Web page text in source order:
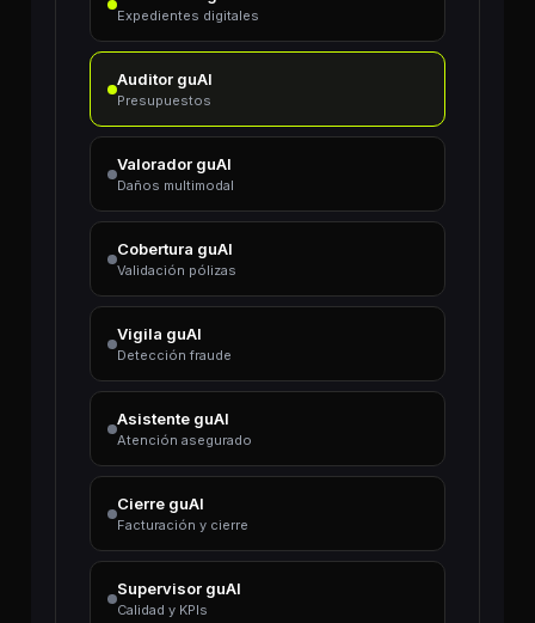
Expedientes digitales
Auditor guAI
Presupuestos
Valorador guAI
Daños multimodal
Cobertura guAI
Validación pólizas
Vigila guAI
Detección fraude
Asistente guAI
Atención asegurado
Cierre guAI
Facturación y cierre
Supervisor guAI
Calidad y KPIs